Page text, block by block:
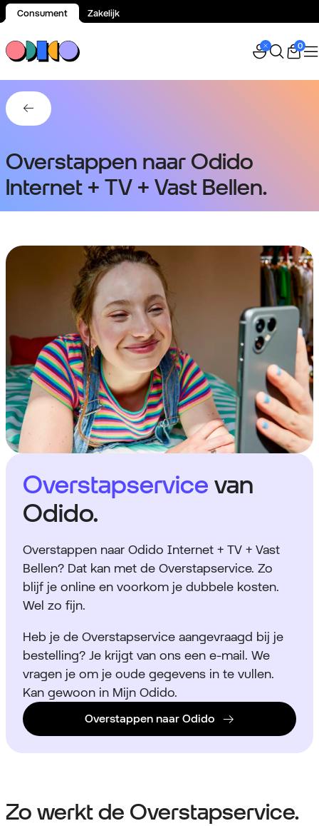
Consument Zakelijk
0
Terug naar Abonnement Internet + TV voor thuis.
Overstappen naar Odido
Internet + TV + Vast Bellen.
Overstapservice van
Odido.
Overstappen naar Odido Internet + TV + Vast
Bellen? Dat kan met de Overstapservice. Zo
blijf je online en voorkom je dubbele kosten.
Wel zo fijn.
Heb je de Overstapservice aangevraagd bij je
bestelling? Je krijgt van ons een e-mail. We
vragen je om je oude gegevens in te vullen.
Kan gewoon in Mijn Odido.
Overstappen naar Odido
Zo werkt de Overstapservice.